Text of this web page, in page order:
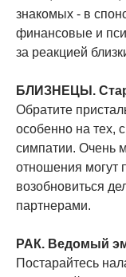
знакомых - в
финансовые и
за реакцией
БЛИЗНЕЦЫ.
Обратите
особенно на тех,
симпатии. Очень
отношения могут
возобновиться
партнерами.
РАК. Ведомый
Постарайтесь